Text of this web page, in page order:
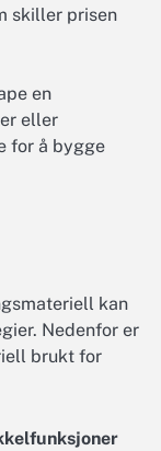
skiller prisen
en
eller
for å bygge
kan
Nedenfor er
brukt for